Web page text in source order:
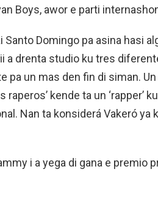
Boys, awor e parti
Domingo pa asina hasi
a drenta studio ku tres
pa un mas den fin di siman. Un
kende ta un ‘rapper’
Nan ta konsiderá Vakeró ya
i a yega di gana e premio